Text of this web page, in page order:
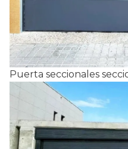
Puerta seccionales